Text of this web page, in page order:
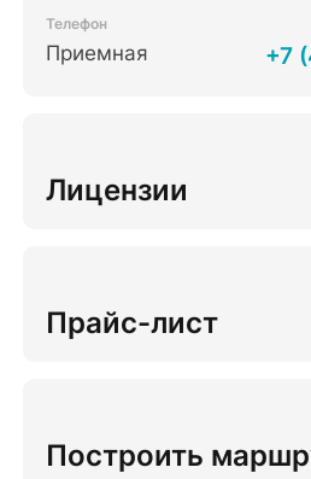
Телефон
Приемная +7
Лицензии
Прайс-лист
Построить